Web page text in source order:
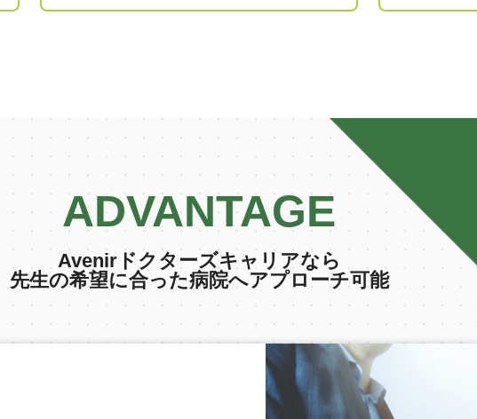
ADVANTAGE
Avenirドクターズキャリアなら
先生の希望に合った病院へアプローチ可能